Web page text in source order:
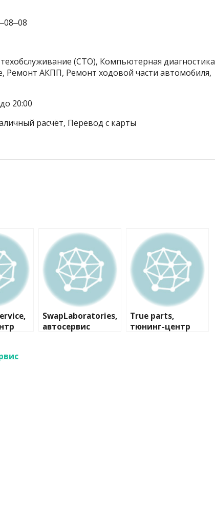
(СТО), Компьютерная диагностика
Ремонт АКПП, Ремонт ходовой части автомобиля,
20:00
расчёт, Перевод с карты
SwapLaboratories,
автосервис
True parts,
тюнинг-центр